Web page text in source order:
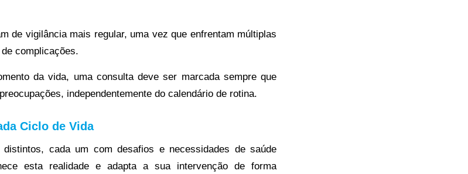
de vigilância mais regular, uma vez que enfrentam múltiplas
complicações.
da vida, uma consulta deve ser marcada sempre que
independentemente do calendário de rotina.
Ciclo de Vida
cada um com desafios e necessidades de saúde
esta realidade e adapta a sua intervenção de forma